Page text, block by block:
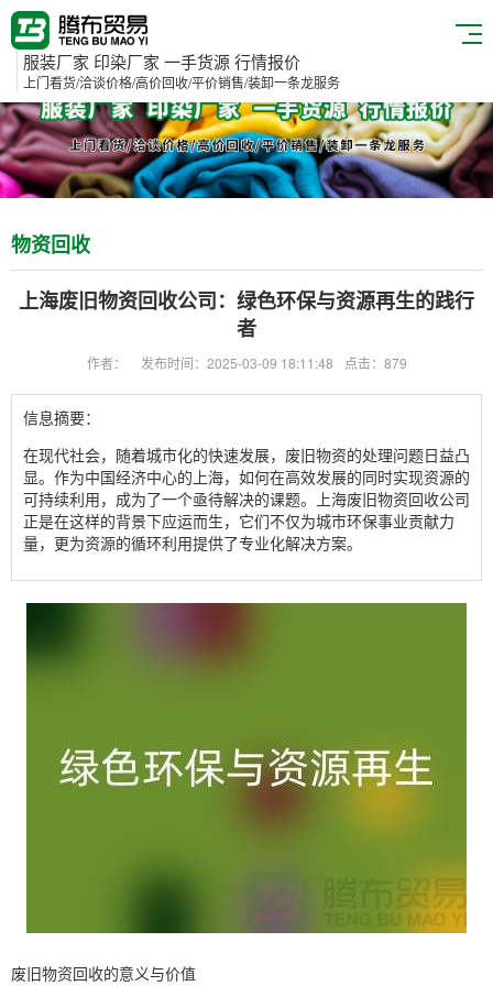
服装厂家 印染厂家 一手货源 行情报价
上门看货/洽谈价格/高价回收/平价销售/装卸一条龙服务
物资回收
上海废旧物资回收公司：绿色环保与资源再生的践行
者
作者： 发布时间：2025-03-09 18:11:48 点击：879
信息摘要：
在现代社会，随着城市化的快速发展，废旧物资的处理问题日益凸
显。作为中国经济中心的上海，如何在高效发展的同时实现资源的
可持续利用，成为了一个亟待解决的课题。上海废旧物资回收公司
正是在这样的背景下应运而生，它们不仅为城市环保事业贡献力
量，更为资源的循环利用提供了专业化解决方案。
废旧物资回收的意义与价值